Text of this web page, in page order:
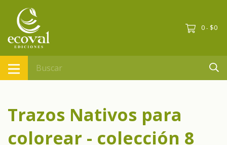
0 - $0
Trazos Nativos para
colorear - colección 8